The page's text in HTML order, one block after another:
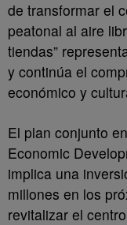
de transformar el
peatonal al aire
tiendas”
y continúa el
económico y
El plan conjunto
Economic
implica una
millones en los
revitalizar el